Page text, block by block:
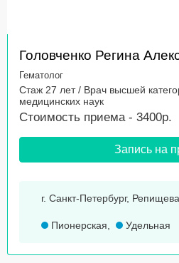
Головченко Регина
Гематолог
Стаж 27 лет / Врач высшей
медицинских наук
Стоимость приема - 3400р.
Запись на
г. Санкт-Петербург,
Пионерская, Удельная